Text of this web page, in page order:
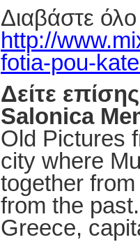
Διαβάστε
http://
fotia-pou-
Δείτε επίσης
Salonica
Old Pictures
city where
together
from the
Greece,